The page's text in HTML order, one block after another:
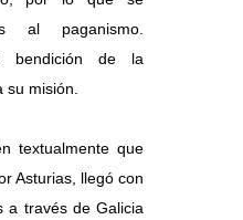
al paganismo.
bendición de la
misión.
textualmente que
Asturias, llegó con
a través de Galicia